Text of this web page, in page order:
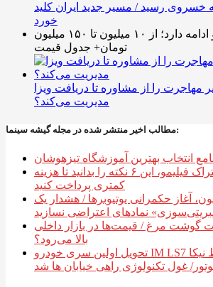
خسروی رسید / مسیر جدید ایران کلید
خورد
ریزش در بازار خودرو ادامه دارد؛ از ۱۰ میلیون تا ۱۵۰ میلیون
تومان+ جدول قیمت
را از مشاوره تا دریافت ویزا
مدیریت می‌کند؟
مطالب اخیر منتشر شده در مجله گیشه سینما:
قبل از تمدید اشتراک فیلیمو، این ۶ نکته را بدانید تا هزینه
کمتری پرداخت کنید
آغاز حکمرانی یوتیوبرها / هشدار یک
گوشت مرغ / قیمت‌ها در بازار داخلی
بالا می‌رود؟
تحویل اولین سری خودرو IM LS7 به مشتریان توسط نیکا